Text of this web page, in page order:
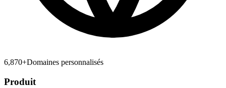
6,870+Domaines personnalisés
Produit